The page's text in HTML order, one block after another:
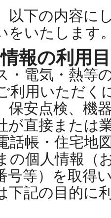
以下の内容に
をいたします
報の利用
・電気・熱等
利用いただく
保安点検、機
が直接または
話帳・住宅地
の個人情報（
号等）を取得
下記の目的に